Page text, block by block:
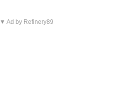
▼ Ad by Refinery89